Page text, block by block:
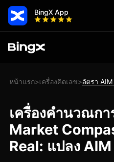
BingX App
หน้าแรก>เครื่องคิดเลข>อัตรา AIM
เครื่องคำนวณกา
Market
Real: แปลง AIM